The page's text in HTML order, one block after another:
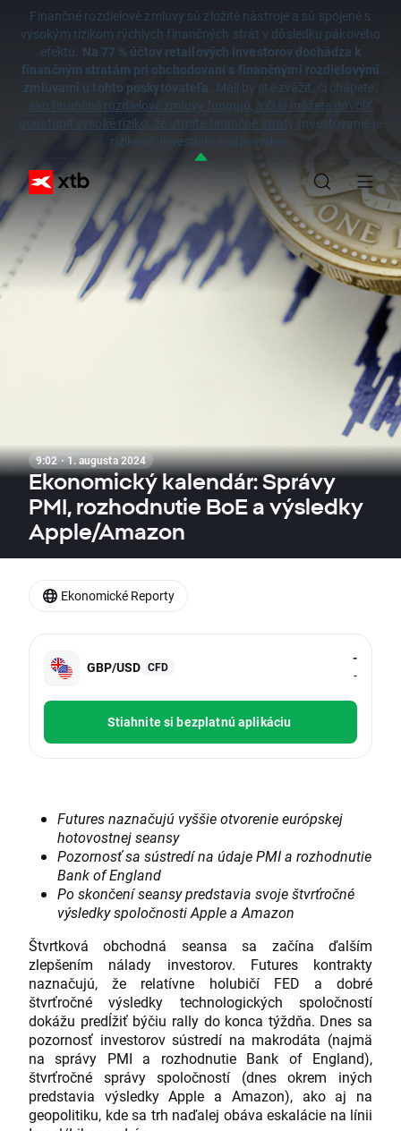
Finančné rozdielové zmluvy sú zložité nástroje a sú spojené s
vysokým rizikom rýchlych finančných strát v dôsledku pákového
efektu. Na 77 % účtov retailových investorov dochádza k
finančným stratám pri obchodovaní s finančnými rozdielovými
zmluvami u tohto poskytovateľa. Mali by ste zvážiť, či chápete,
ako finančné rozdielové zmluvy fungujú, a či si môžete dovoliť
podstúpiť vysoké riziko, že utrpíte finančné straty. Investovanie je
rizikové. Investujte zodpovedne.
9:02 · 1. augusta 2024
Ekonomický kalendár: Správy
PMI, rozhodnutie BoE a výsledky
Apple/Amazon
GBP/USD CFD
-
-
Stiahnite si bezplatnú aplikáciu
Futures naznačujú vyššie otvorenie európskej
hotovostnej seansy
Pozornosť sa sústredí na údaje PMI a rozhodnutie
Bank of England
Po skončení seansy predstavia svoje štvrťročné
výsledky spoločnosti Apple a Amazon
Štvrtková obchodná seansa sa začína ďalším
zlepšením nálady investorov. Futures kontrakty
naznačujú, že relatívne holubičí FED a dobré
štvrťročné výsledky technologických spoločností
dokážu predĺžiť býčiu rally do konca týždňa. Dnes sa
pozornosť investorov sústredí na makrodáta (najmä
na správy PMI a rozhodnutie Bank of England),
štvrťročné správy spoločností (dnes okrem iných
predstavia výsledky Apple a Amazon), ako aj na
geopolitiku, kde sa trh naďalej obáva eskalácie na línii
Ekonomické Reporty